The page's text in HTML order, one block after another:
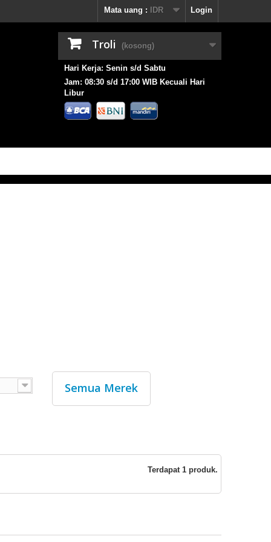
Login
Mata uang : IDR
Troli (kosong)
Hari Kerja: Senin s/d Sabtu
Jam: 08:30 s/d 17:00 WIB Kecuali Hari
Libur
Semua Merek
Terdapat 1 produk.